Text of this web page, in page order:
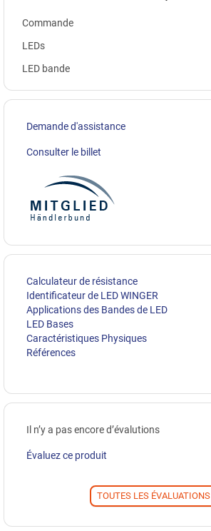
Commande
LEDs
LED bande
Demande d'assistance
Consulter le billet
Calculateur de résistance
Identificateur de LED WINGER
Applications des Bandes de LED
LED Bases
Caractéristiques Physiques
Références
Il n’y a pas encore d’évalutions
Évaluez ce produit
TOUTES LES ÉVALUATIONS